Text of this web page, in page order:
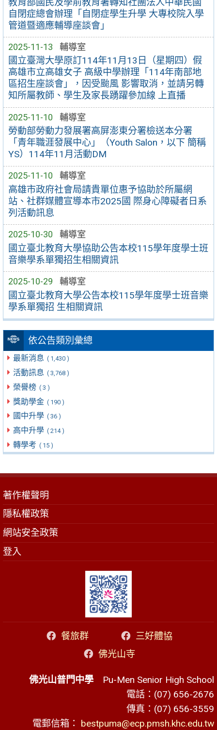
自閉症總會辦理「自閉症學生升學 大專校院入學
管道暨適應輔導座談會」
2025-11-13 輔導室
國立臺灣大學原訂114年11月13日（星期四）假
高雄市立高雄女子 高級中學辦理「114年南部地
區招生座談會」，因受颱風 影響取消，並請另轉
知所屬教師、學生及家長踴躍參加線 上直播
2025-11-10 輔導室
勞動部勞動力發展署高屏澎東分署檢送本分署
「青年職涯發展中心」（Youth Salon，以下 簡稱
YS）114年11月活動DM
2025-11-10 輔導室
高雄市政府社會局請貴單位惠予協助於所屬網
站、社群媒體宣導本市2025國 際身心障礙者日系
列活動訊息
2025-10-30 輔導室
國立臺北教育大學協助公告本校115學年度學士班
音樂學系單獨招生相關資訊
2025-10-29 輔導室
國立臺北教育大學公告本校115學年度學士班音樂
學系單獨招 生相關資訊
依公告類別彙總
最新消息 ( 1,430 )
活動訊息 ( 3,768 )
榮譽榜 ( 3 )
獎助學金 ( 190 )
國中升學 ( 36 )
高中升學 ( 214 )
轉學考 ( 15 )
著作權聲明
隱私權政策
網站安全政策
登入
餐旅群
三好體協
佛光山寺
佛光山普門中學 Pu-Men Senior High School
電話：(07) 656-2676
傳真：(07) 656-3559
電郵信箱： bestpuma@ecp.pmsh.khc.edu.tw